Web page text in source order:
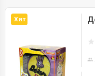
Хит